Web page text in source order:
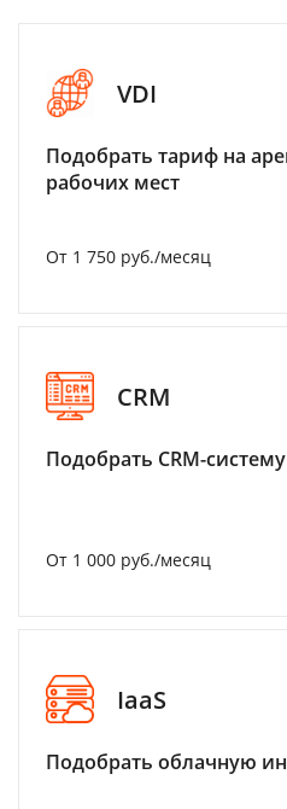
VDI
Подобрать тариф на
рабочих мест
От 1 750 руб./месяц
CRM
Подобрать CRM-
От 1 000 руб./месяц
IaaS
Подобрать облачную